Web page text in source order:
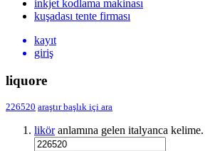
inkjet kodlama makinası
kuşadası tente firması
kayıt
giriş
liquore
226520 araştırbaşlık içi ara
liköranlamına gelen italyanca kelime.